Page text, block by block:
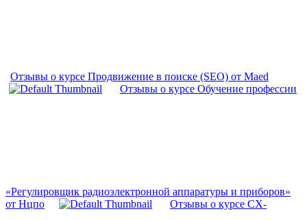
Отзывы о курсе Продвижение в поиске (SEO) от Maed
Отзывы о курсе Обучение профессии
«Регулировщик радиоэлектронной аппаратуры и приборов»
от Нцпо
Отзывы о курсе CX-